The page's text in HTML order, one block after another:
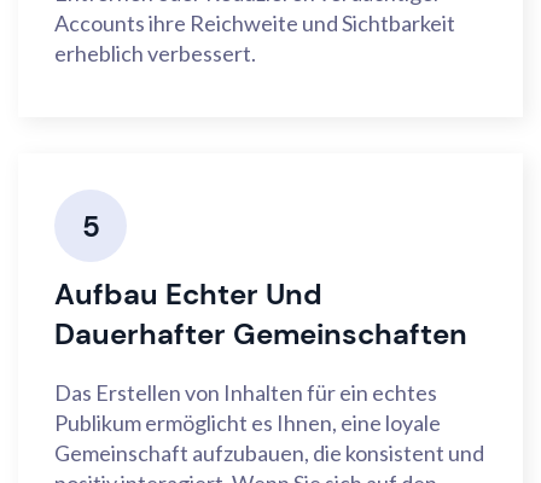
Accounts ihre Reichweite und Sichtbarkeit
erheblich verbessert.
5
Aufbau Echter Und
Dauerhafter Gemeinschaften
Das Erstellen von Inhalten für ein echtes
Publikum ermöglicht es Ihnen, eine loyale
Gemeinschaft aufzubauen, die konsistent und